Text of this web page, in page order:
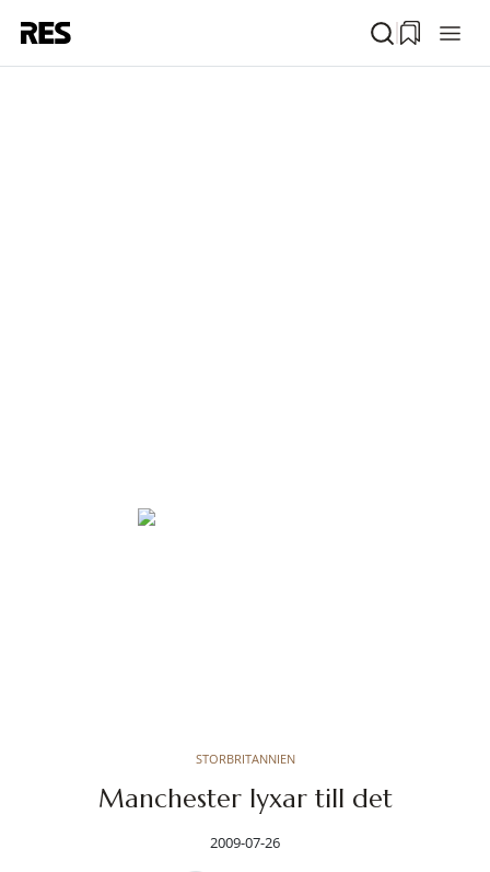
STORBRITANNIEN
Manchester lyxar till det
2009-07-26